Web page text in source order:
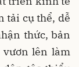
tải cụ thể, dễ
thức, bản
lên làm